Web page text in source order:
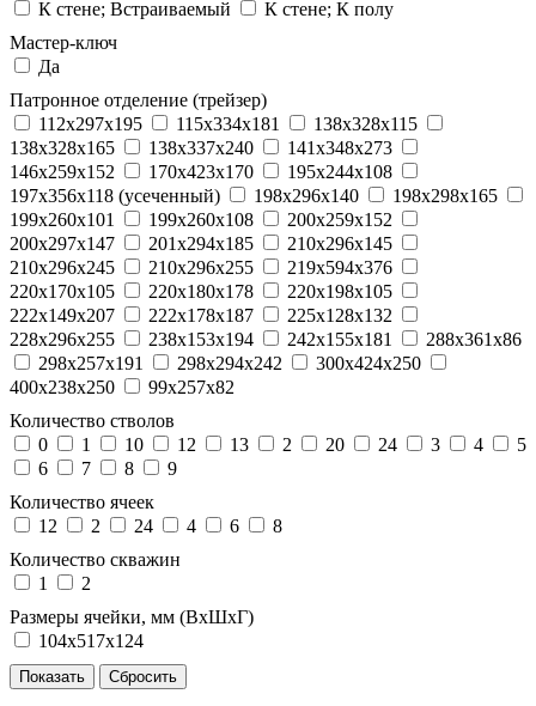
К стене; Встраиваемый
К стене; К полу
Мастер-ключ
Да
Патронное отделение (трейзер)
112x297x195
115x334x181
138x328x115
138x328x165
138x337x240
141x348x273
146x259x152
170x423x170
195x244x108
197x356x118 (усеченный)
198x296x140
198x298x165
199x260x101
199x260x108
200x259x152
200x297x147
201x294x185
210x296x145
210x296x245
210x296x255
219x594x376
220x170x105
220x180x178
220x198x105
222x149x207
222x178x187
225x128x132
228x296x255
238x153x194 242x155x181
288x361x86
298x257x191
298x294x242
300x424x250
400x238x250
99x257x82
Количество стволов
0
1 10 12 13 2 20 24 3 4
5
6
7 8
9
Количество ячеек
12
2 24 4 6
8
Количество скважин
1
2
Размеры ячейки, мм (ВхШхГ)
104х517х124